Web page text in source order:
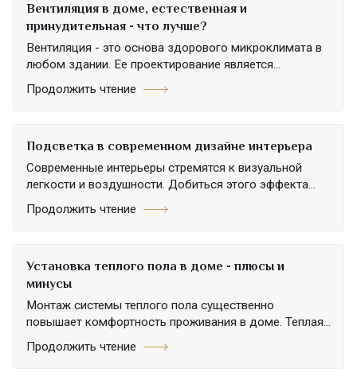
Вентиляция в доме, естественная и
принудительная - что лучше?
Вентиляция - это основа здорового микроклимата в
любом здании. Ее проектирование является...
Продолжить чтение
Подсветка в современном дизайне интерьера
Современные интерьеры стремятся к визуальной
легкости и воздушности. Добиться этого эффекта...
Продолжить чтение
Установка теплого пола в доме - плюсы и
минусы
Монтаж системы теплого пола существенно
повышает комфортность проживания в доме. Теплая...
Продолжить чтение